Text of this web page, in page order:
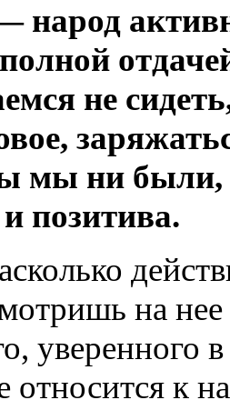
не
мы ни
позитива.
на
уверенного
относится к